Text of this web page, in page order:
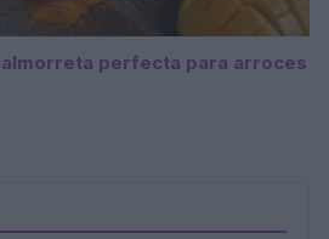
perfecta para arroces